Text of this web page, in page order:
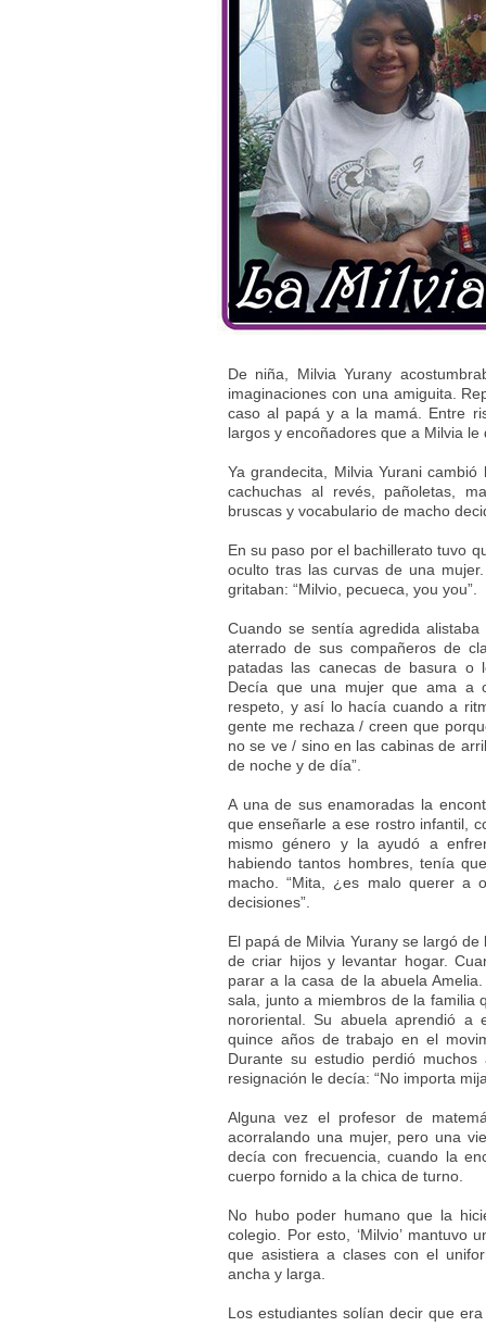
De niña, Milvia Yurany
imaginaciones con una amiguita.
caso al papá y a la mamá. Entre
largos y encoñadores que a Milvia
Ya grandecita, Milvia Yurani
cachuchas al revés, pañoletas,
bruscas y vocabulario de macho
En su paso por el bachillerato tuvo
oculto tras las curvas de una
gritaban: “Milvio, pecueca, you you”.
Cuando se sentía agredida
aterrado de sus compañeros de
patadas las canecas de basura o
Decía que una mujer que ama a
respeto, y así lo hacía cuando a
gente me rechaza / creen que
no se ve / sino en las cabinas de
de noche y de día”.
A una de sus enamoradas la
que enseñarle a ese rostro infantil,
mismo género y la ayudó a
habiendo tantos hombres, tenía
macho. “Mita, ¿es malo querer a
decisiones”.
El papá de Milvia Yurany se largó
de criar hijos y levantar hogar.
parar a la casa de la abuela
sala, junto a miembros de la familia
nororiental. Su abuela aprendió a
quince años de trabajo en el
Durante su estudio perdió
resignación le decía: “No importa
Alguna vez el profesor de
acorralando una mujer, pero una
decía con frecuencia, cuando la
cuerpo fornido a la chica de turno.
No hubo poder humano que la
colegio. Por esto, ‘Milvio’
que asistiera a clases con el
ancha y larga.
Los estudiantes solían decir que